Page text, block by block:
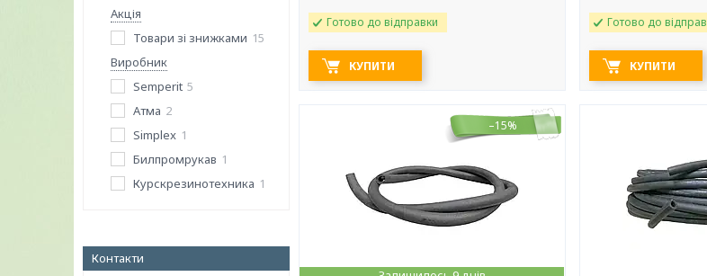
Акція
Товари зі знижками 15
Виробник
Semperit 5
Атма 2
Simplex 1
Билпромрукав 1
Курскрезинотехника 1
Контакти
Готово до відправки
КУПИТИ
Готово до
КУПИТИ
–15%